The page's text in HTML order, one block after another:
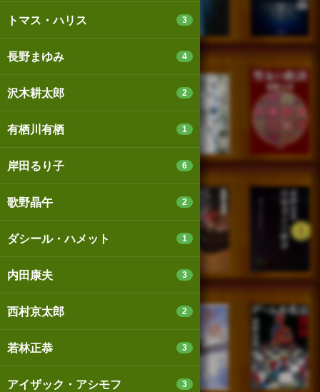
トマス・ハリス 3
長野まゆみ 4
沢木耕太郎 2
有栖川有栖 1
岸田るり子 6
歌野晶午 2
ダシール・ハメット 1
内田康夫 3
西村京太郎 2
若林正恭 3
アイザック・アシモフ 3
法人・プレスお問い合わせ 運営会社
※本サイトはアフィリエイトプログラムによる収益を得ていま